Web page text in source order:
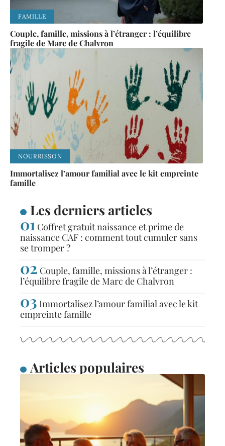
FAMILLE
Couple, famille, missions à l’étranger : l’équilibre
fragile de Marc de Chalvron
NOURRISSON
Immortalisez l’amour familial avec le kit empreinte
famille
Les derniers articles
Coffret gratuit naissance et prime de
naissance CAF : comment tout cumuler sans
se tromper ?
Couple, famille, missions à l’étranger :
l’équilibre fragile de Marc de Chalvron
Immortalisez l’amour familial avec le kit
empreinte famille
Articles populaires